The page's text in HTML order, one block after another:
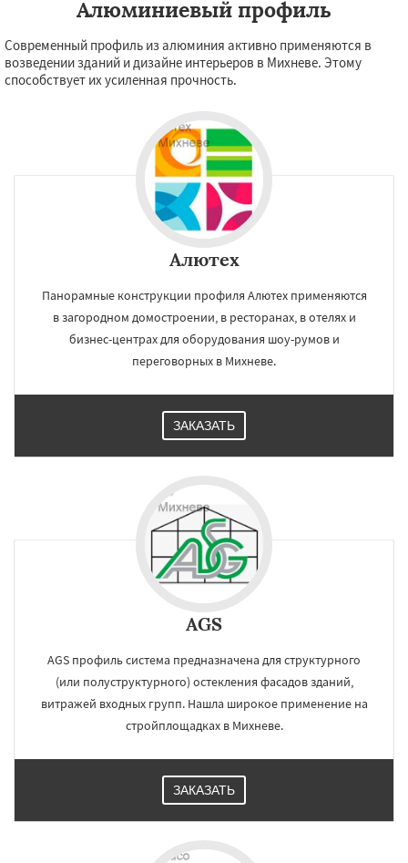
Алюминиевый профиль
Современный профиль из алюминия активно применяются в
возведении зданий и дизайне интерьеров в Михневе. Этому
способствует их усиленная прочность.
Алютех
Панорамные конструкции профиля Алютех применяются
в загородном домостроении, в ресторанах, в отелях и
бизнес-центрах для оборудования шоу-румов и
переговорных в Михневе.
ЗАКАЗАТЬ
AGS
AGS профиль система предназначена для структурного
(или полуструктурного) остекления фасадов зданий,
витражей входных групп. Нашла широкое применение на
стройплощадках в Михневе.
ЗАКАЗАТЬ